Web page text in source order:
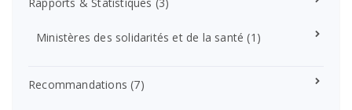
Ministères des solidarités et de la santé (1)
Recommandations (7)